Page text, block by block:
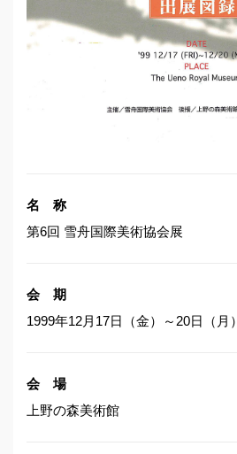
名 称
第6回 雪舟国際美術協会展
会 期
1999年12月17日（金）～20日（月）
会 場
上野の森美術館